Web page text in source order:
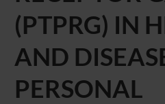
(PTPRG) IN
AND
PERSONAL